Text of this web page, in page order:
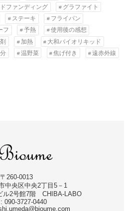
ファンディング
グラファイト
ステーキ
フライパン
フ 予熱
使用後の感想
加熱
大和バイオリキッド
温野菜 焦げ付き
遠赤外線
〒260-0013
中央区中央2丁目5－1
ル2号館7階 CHIBA-LABO
: 090-3727-0440